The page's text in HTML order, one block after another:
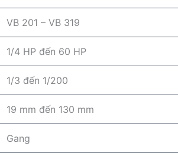
VB 201 – VB 319
1/4 HP đến 60 HP
1/3 đến 1/200
19 mm đến 130 mm
Gang